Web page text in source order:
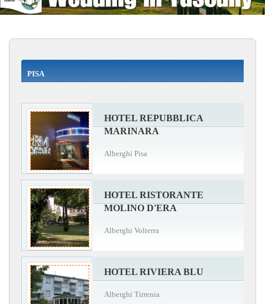
PISA
HOTEL REPUBBLICA
MARINARA
Alberghi Pisa
HOTEL RISTORANTE
MOLINO D'ERA
Alberghi Volterra
HOTEL RIVIERA BLU
Alberghi Tirrenia